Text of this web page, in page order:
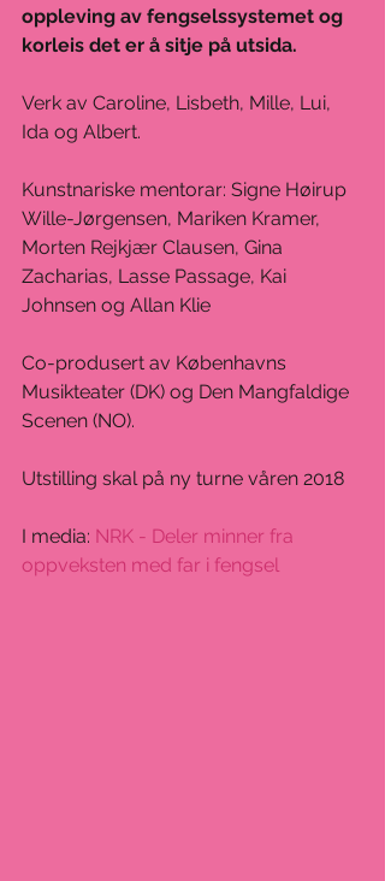
oppleving av fengselssystemet og
korleis det er å sitje på utsida.
Verk av Caroline, Lisbeth, Mille, Lui,
Ida og Albert.
Kunstnariske mentorar: Signe Høirup
Wille-Jørgensen, Mariken Kramer,
Morten Rejkjær Clausen, Gina
Zacharias, Lasse Passage, Kai
Johnsen og Allan Klie
Co-produsert av Københavns
Musikteater (DK) og Den Mangfaldige
Scenen (NO).
Utstilling skal på ny turne våren 2018
I media: NRK - Deler minner fra
oppveksten med far i fengsel